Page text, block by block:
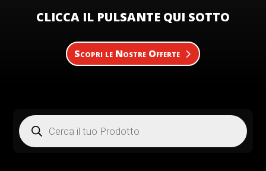
CLICCA IL PULSANTE QUI SOTTO
Scopri le Nostre Offerte
Products
search